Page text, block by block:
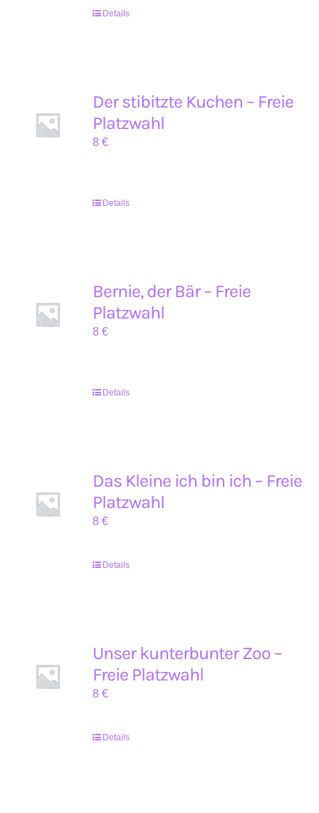
Details
Der stibitzte Kuchen – Freie
Platzwahl
8€
Details
Bernie, der Bär – Freie
Platzwahl
8€
Details
Das Kleine ich bin ich – Freie
Platzwahl
8€
Details
Unser kunterbunter Zoo –
Freie Platzwahl
8€
Details